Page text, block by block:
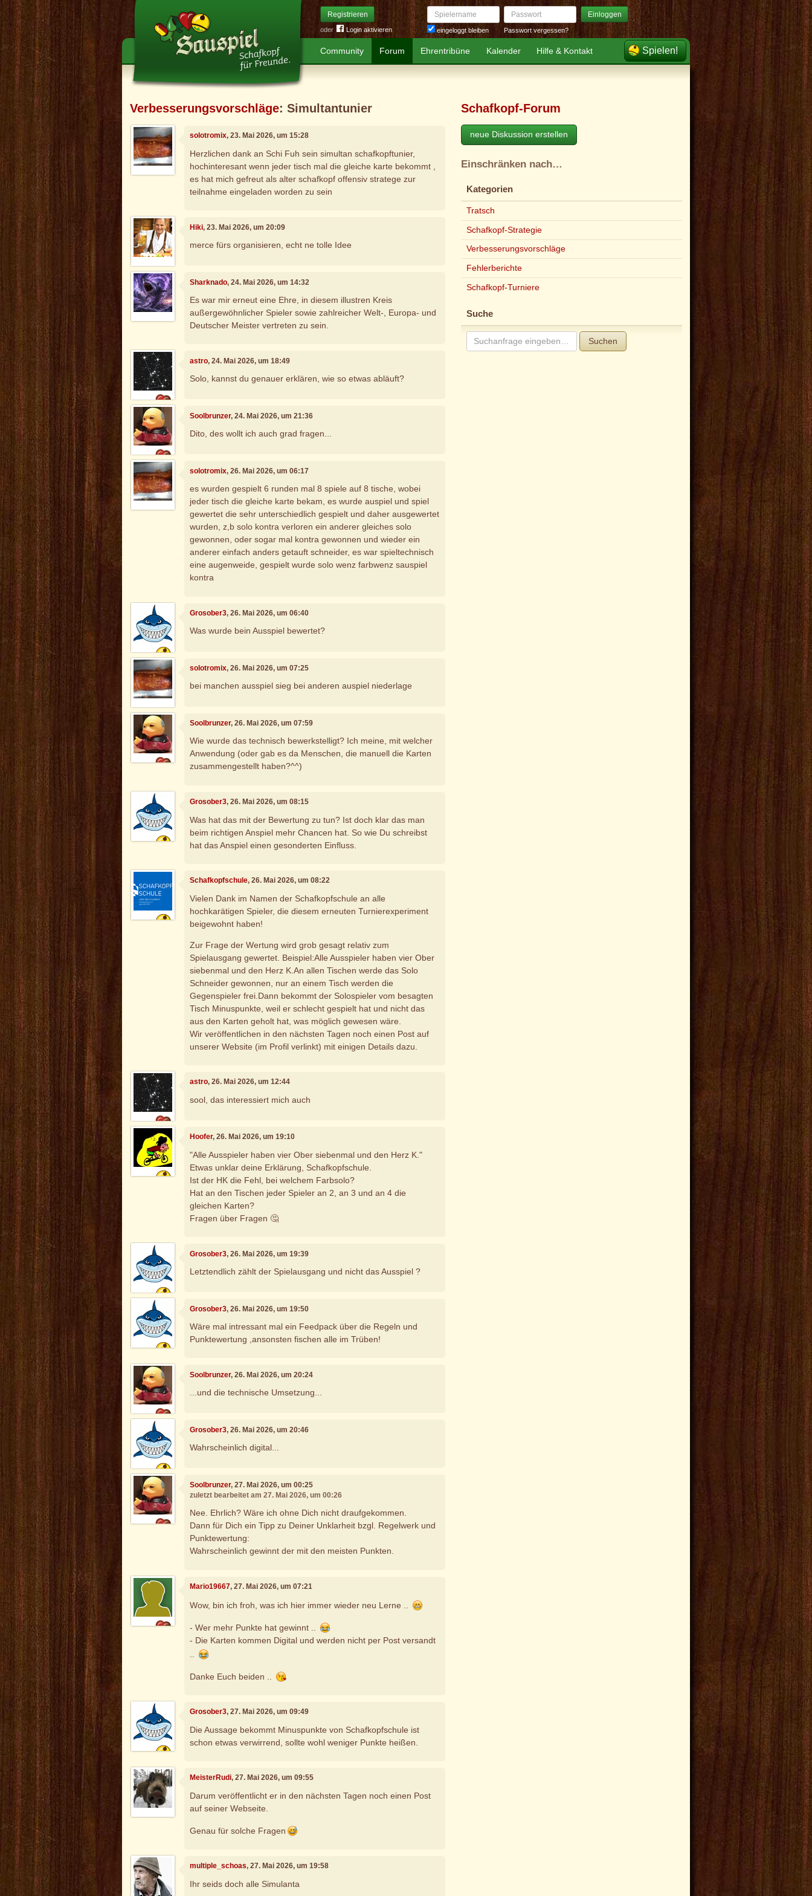
Registrieren
oder Login aktivieren
Spielername
eingeloggt bleiben
Passwort Einloggen
Passwort vergessen?
Community Forum Ehrentribüne Kalender Hilfe & Kontakt Spielen!
Verbesserungsvorschläge: Simultantunier
solotromix, 23. Mai 2026, um 15:28
Herzlichen dank an Schi Fuh sein simultan schafkopftunier,
hochinteresant wenn jeder tisch mal die gleiche karte bekommt ,
es hat mich gefreut als alter schafkopf offensiv stratege zur
teilnahme eingeladen worden zu sein
Hiki, 23. Mai 2026, um 20:09
merce fürs organisieren, echt ne tolle Idee
Sharknado, 24. Mai 2026, um 14:32
Es war mir erneut eine Ehre, in diesem illustren Kreis
außergewöhnlicher Spieler sowie zahlreicher Welt-, Europa- und
Deutscher Meister vertreten zu sein.
astro, 24. Mai 2026, um 18:49
Solo, kannst du genauer erklären, wie so etwas abläuft?
Soolbrunzer, 24. Mai 2026, um 21:36
Dito, des wollt ich auch grad fragen...
solotromix, 26. Mai 2026, um 06:17
es wurden gespielt 6 runden mal 8 spiele auf 8 tische, wobei
jeder tisch die gleiche karte bekam, es wurde auspiel und spiel
gewertet die sehr unterschiedlich gespielt und daher ausgewertet
wurden, z,b solo kontra verloren ein anderer gleiches solo
gewonnen, oder sogar mal kontra gewonnen und wieder ein
anderer einfach anders getauft schneider, es war spieltechnisch
eine augenweide, gespielt wurde solo wenz farbwenz sauspiel
kontra
Grosober3, 26. Mai 2026, um 06:40
Was wurde bein Ausspiel bewertet?
solotromix, 26. Mai 2026, um 07:25
bei manchen ausspiel sieg bei anderen auspiel niederlage
Soolbrunzer, 26. Mai 2026, um 07:59
Wie wurde das technisch bewerkstelligt? Ich meine, mit welcher
Anwendung (oder gab es da Menschen, die manuell die Karten
zusammengestellt haben?^^)
Grosober3, 26. Mai 2026, um 08:15
Was hat das mit der Bewertung zu tun? Ist doch klar das man
beim richtigen Anspiel mehr Chancen hat. So wie Du schreibst
hat das Anspiel einen gesonderten Einfluss.
Schafkopfschule, 26. Mai 2026, um 08:22
Vielen Dank im Namen der Schafkopfschule an alle
hochkarätigen Spieler, die diesem erneuten Turnierexperiment
beigewohnt haben!
Zur Frage der Wertung wird grob gesagt relativ zum
Spielausgang gewertet. Beispiel:Alle Ausspieler haben vier Ober
siebenmal und den Herz K.An allen Tischen werde das Solo
Schneider gewonnen, nur an einem Tisch werden die
Gegenspieler frei.Dann bekommt der Solospieler vom besagten
Tisch Minuspunkte, weil er schlecht gespielt hat und nicht das
aus den Karten geholt hat, was möglich gewesen wäre.
Wir veröffentlichen in den nächsten Tagen noch einen Post auf
unserer Website (im Profil verlinkt) mit einigen Details dazu.
astro, 26. Mai 2026, um 12:44
sool, das interessiert mich auch
Hoofer, 26. Mai 2026, um 19:10
"Alle Ausspieler haben vier Ober siebenmal und den Herz K."
Etwas unklar deine Erklärung, Schafkopfschule.
Ist der HK die Fehl, bei welchem Farbsolo?
Hat an den Tischen jeder Spieler an 2, an 3 und an 4 die
gleichen Karten?
Fragen über Fragen 🤔
Grosober3, 26. Mai 2026, um 19:39
Letztendlich zählt der Spielausgang und nicht das Ausspiel ?
Grosober3, 26. Mai 2026, um 19:50
Wäre mal intressant mal ein Feedpack über die Regeln und
Punktewertung ,ansonsten fischen alle im Trüben!
Soolbrunzer, 26. Mai 2026, um 20:24
...und die technische Umsetzung...
Grosober3, 26. Mai 2026, um 20:46
Wahrscheinlich digital...
Soolbrunzer, 27. Mai 2026, um 00:25
zuletzt bearbeitet am 27. Mai 2026, um 00:26
Nee. Ehrlich? Wäre ich ohne Dich nicht draufgekommen.
Dann für Dich ein Tipp zu Deiner Unklarheit bzgl. Regelwerk und
Punktewertung:
Wahrscheinlich gewinnt der mit den meisten Punkten.
Mario19667, 27. Mai 2026, um 07:21
Wow, bin ich froh, was ich hier immer wieder neu Lerne ..
- Wer mehr Punkte hat gewinnt ..
- Die Karten kommen Digital und werden nicht per Post versandt
Danke Euch beiden ..
Grosober3, 27. Mai 2026, um 09:49
Die Aussage bekommt Minuspunkte von Schafkopfschule ist
schon etwas verwirrend, sollte wohl weniger Punkte heißen.
MeisterRudi, 27. Mai 2026, um 09:55
Darum veröffentlicht er in den nächsten Tagen noch einen Post
auf seiner Webseite.
Genau für solche Fragen
multiple_schoas, 27. Mai 2026, um 19:58
Ihr seids doch alle Simulanta
Schafkopf-Forum
neue Diskussion erstellen
Einschränken nach…
Kategorien
Tratsch
Schafkopf-Strategie
Verbesserungsvorschläge
Fehlerberichte
Schafkopf-Turniere
Suche
Suchen